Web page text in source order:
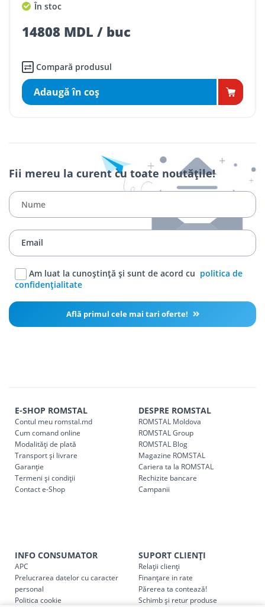
În stoc
14808 MDL / buc
Compară produsul
Adaugă în coş
Fii mereu la curent cu toate noutățile!
Am luat la cunoștință și sunt de acord cu politica de
confidențialitate
Află primul cele mai tari oferte!
E-SHOP ROMSTAL
Contul meu romstal.md
Cum comand online
Modalități de plată
Transport și livrare
Garanție
Termeni și condiții
Contact e-Shop
DESPRE ROMSTAL
ROMSTAL Moldova
ROMSTAL Group
ROMSTAL Blog
Magazine ROMSTAL
Cariera ta la ROMSTAL
Rechizite bancare
Campanii
INFO CONSUMATOR
APC
Prelucrarea datelor cu caracter
personal
Politica cookie
SUPORT CLIENȚI
Relații clienți
Finanțare in rate
Părerea ta contează!
Schimb și retur produse